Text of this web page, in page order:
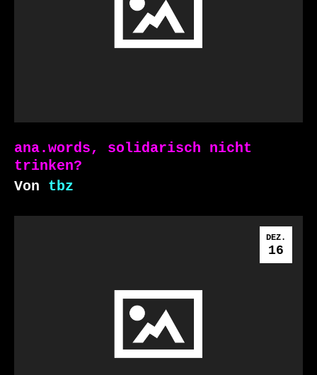
ana.words, solidarisch nicht
trinken?
Von tbz
DEZ.
16